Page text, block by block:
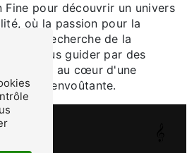
Fine pour découvrir un univers
où la passion pour la
avec la recherche de la
vous guider par des
plongez au cœur d'une
et envoûtante.